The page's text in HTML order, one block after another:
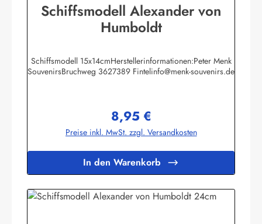
Schiffsmodell Alexander von
Humboldt
Schiffsmodell 15x14cmHerstellerinformationen:Peter Menk
SouvenirsBruchweg 3627389 Fintelinfo@menk-souvenirs.de
Regulärer Preis:
8,95 €
Preise inkl. MwSt. zzgl. Versandkosten
In den Warenkorb